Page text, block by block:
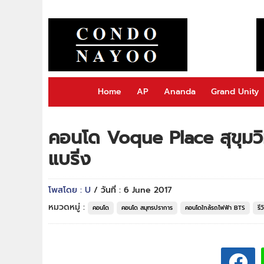
Home AP Ananda Grand Unity
คอนโด Voque Place สุขุม
แบริ่ง
โพสโดย : U / วันที่ : 6 June 2017
หมวดหมู่ :
คอนโด คอนโด สมุทรปราการ คอนโดใกล้รถไฟฟ้า BTS รี